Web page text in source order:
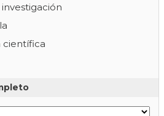
científica